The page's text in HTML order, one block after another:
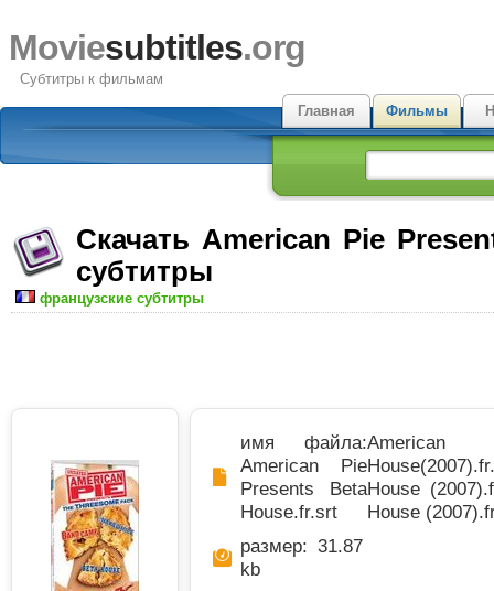
Moviesubtitles.org
Субтитры к фильмам
Главная
Фильмы
Скачать American Pie
субтитры
французские субтитры
имя файла:
American Pie
Presents Beta
House.fr.srt
House
House
размер: 31.87
kb